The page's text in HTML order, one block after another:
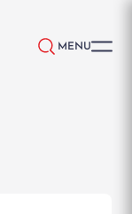
MENU